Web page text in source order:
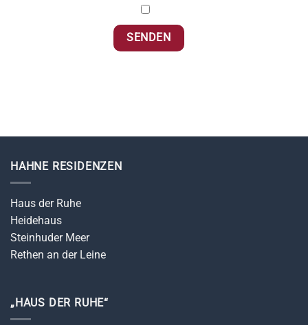
HAHNE RESIDENZEN
Haus der Ruhe
Heidehaus
Steinhuder Meer
Rethen an der Leine
„HAUS DER RUHE“